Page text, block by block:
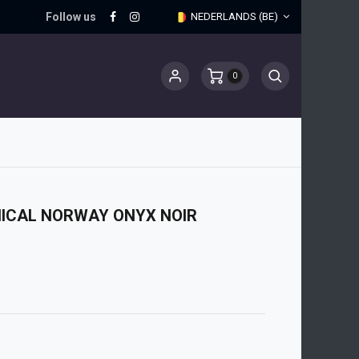
Follow us NEDERLANDS (BE)
0
NORWAY ONYX NOIR